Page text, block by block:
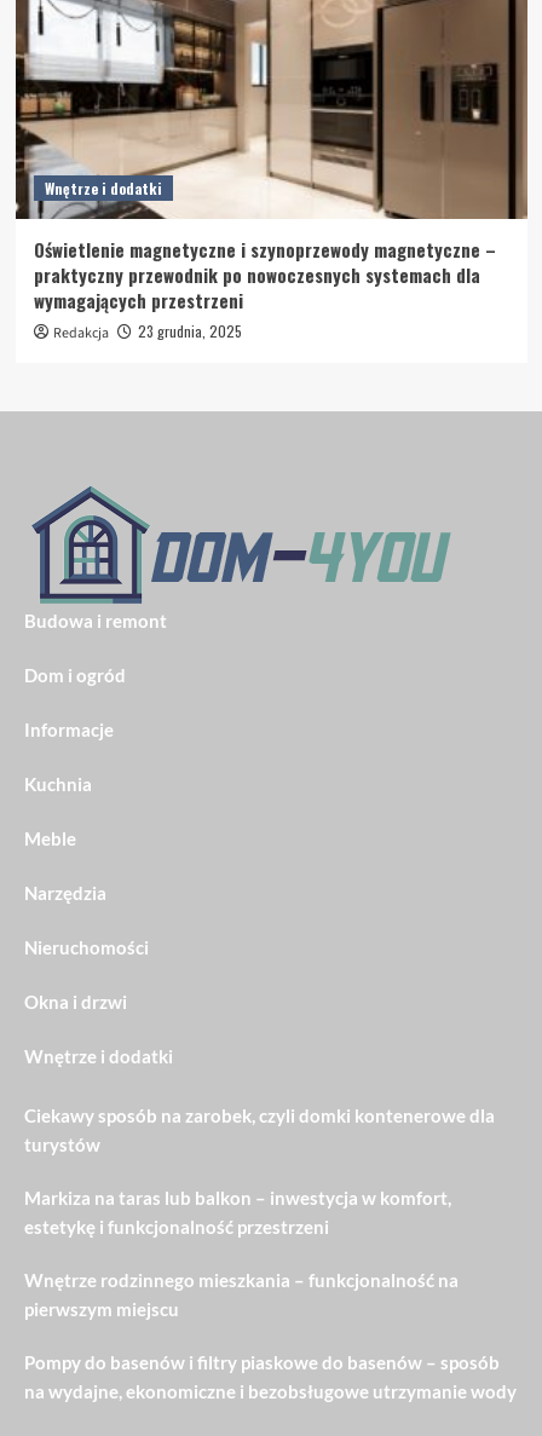
Wnętrze i dodatki
Oświetlenie magnetyczne i szynoprzewody magnetyczne –
praktyczny przewodnik po nowoczesnych systemach dla
wymagających przestrzeni
Redakcja 23 grudnia, 2025
Budowa i remont
Dom i ogród
Informacje
Kuchnia
Meble
Narzędzia
Nieruchomości
Okna i drzwi
Wnętrze i dodatki
Ciekawy sposób na zarobek, czyli domki kontenerowe dla
turystów
Markiza na taras lub balkon – inwestycja w komfort,
estetykę i funkcjonalność przestrzeni
Wnętrze rodzinnego mieszkania – funkcjonalność na
pierwszym miejscu
Pompy do basenów i filtry piaskowe do basenów – sposób
na wydajne, ekonomiczne i bezobsługowe utrzymanie wody